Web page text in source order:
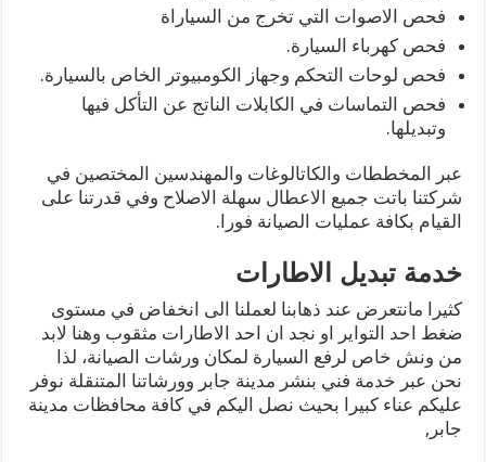
فحص الاصوات التي تخرج من السياراة
فحص كهرباء السيارة.
فحص لوحات التحكم وجهاز الكومبيوتر الخاص بالسيارة.
فحص التماسات في الكابلات الناتج عن التأكل فيها
وتبديلها.
عبر المخططات والكاتالوغات والمهندسين المختصين في
شركتنا باتت جميع الاعطال سهلة الاصلاح وفي قدرتنا على
القيام بكافة عمليات الصيانة فورا.
خدمة تبديل الاطارات
كثيرا مانتعرض عند ذهابنا لعملنا الى انخفاض في مستوى
ضغط احد التواير او نجد ان احد الاطارات مثقوب وهنا لابد
من ونش خاص لرفع السيارة لمكان ورشات الصيانة، لذا
نحن عبر خدمة فني بنشر مدينة جابر وورشاتنا المتنقلة نوفر
عليكم عناء كبيرا بحيث نصل اليكم في كافة محافظات مدينة
جابر,